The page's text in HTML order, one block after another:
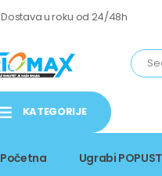
Dostava u roku od 24/48h
KATEGORIJE
Početna Ugrabi POPUST